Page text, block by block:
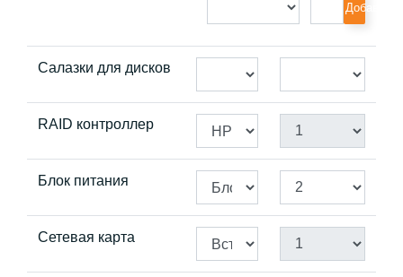
Добавить
Салазки для дисков
RAID контроллер
Блок питания
Сетевая карта